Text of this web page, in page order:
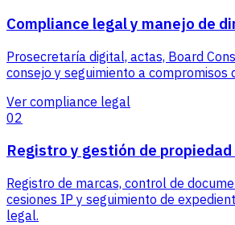
Compliance legal y manejo de
Prosecretaría digital, actas, Board
consejo y seguimiento a compromisos
Ver compliance legal
02
Registro y gestión de
Registro de marcas, control de
cesiones IP y seguimiento de
legal.